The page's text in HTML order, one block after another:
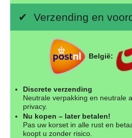
✔ Verzending en
België:
Discrete verzending
Neutrale verpakking en neutrale
privacy.
Nu kopen – later betalen!
Pas uw korset in alle rust en
koopt u zonder risico.